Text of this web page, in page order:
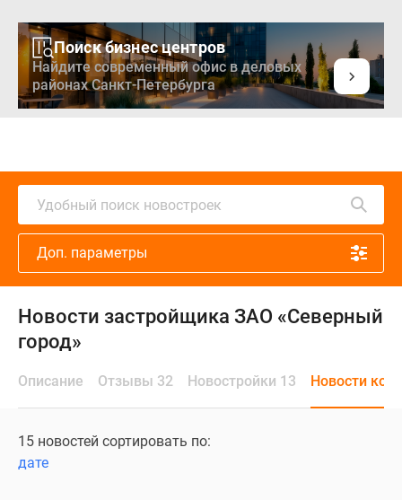
Поиск бизнес центров
Найдите современный офис в деловых
районах Санкт-Петербурга
Удобный поиск новостроек
Доп. параметры
Новости застройщика ЗАО «Северный
город»
Описание Отзывы 32 Новостройки 13 Новости
15 новостей сортировать по:
дате